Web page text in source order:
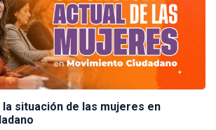
situación de las mujeres en